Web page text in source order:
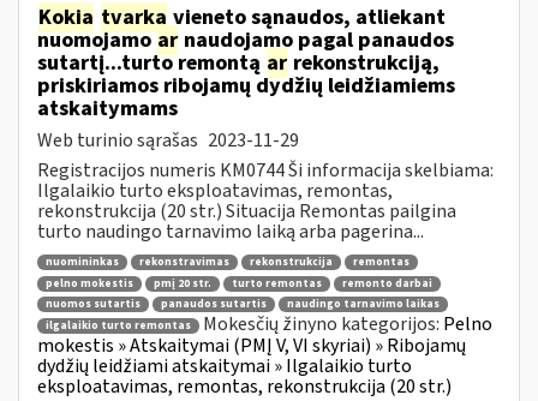
Kokia tvarka vieneto sąnaudos, atliekant
nuomojamoar naudojamo pagal panaudos
sutartį...turto remontą ar rekonstrukciją,
priskiriamos ribojamų dydžių leidžiamiems
atskaitymams
Web turinio sąrašas 2023-11-29
Registracijos numeris KM0744 Ši informacija skelbiama:
Ilgalaikio turto eksploatavimas, remontas,
rekonstrukcija (20 str.) Situacija Remontas pailgina
turto naudingo tarnavimo laiką arba pagerina...
nuomininkas rekonstravimas rekonstrukcija
remontas
pelno mokestis
pmį 20 str. turto remontas
remonto darbai
nuomos sutartis
panaudos sutartis
naudingo tarnavimo laikas
ilgalaikio turto remontas
Mokesčių žinyno kategorijos: Pelno
mokestis » Atskaitymai (PMĮ V, VI skyriai) » Ribojamų
dydžių leidžiami atskaitymai » Ilgalaikio turto
eksploatavimas, remontas, rekonstrukcija (20 str.)